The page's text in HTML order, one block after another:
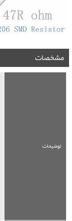
مشخصات
توضیحات